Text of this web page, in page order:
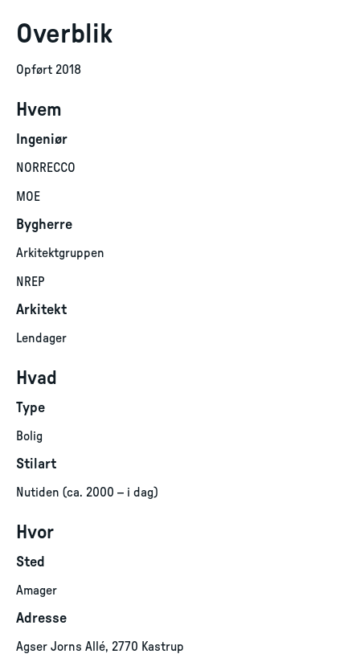
Overblik
Opført 2018
Hvem
Ingeniør
NORRECCO
MOE
Bygherre
Arkitektgruppen
NREP
Arkitekt
Lendager
Hvad
Type
Bolig
Stilart
Nutiden (ca. 2000 – i dag)
Hvor
Sted
Amager
Adresse
Agser Jorns Allé, 2770 Kastrup